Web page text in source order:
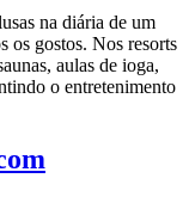
na diária de um
os gostos. Nos resorts
aulas de ioga,
o entretenimento